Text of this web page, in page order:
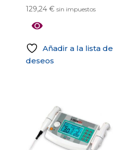
129,24 € sin impuestos
Añadir a la lista de
deseos